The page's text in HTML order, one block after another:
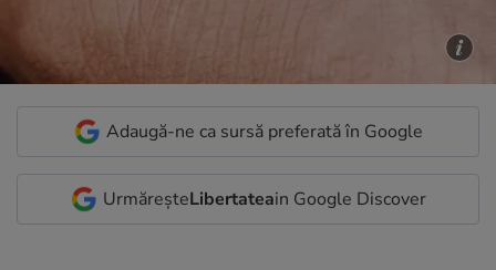
Adaugă-ne ca sursă preferată în Google
UrmăreșteLibertateain Google Discover